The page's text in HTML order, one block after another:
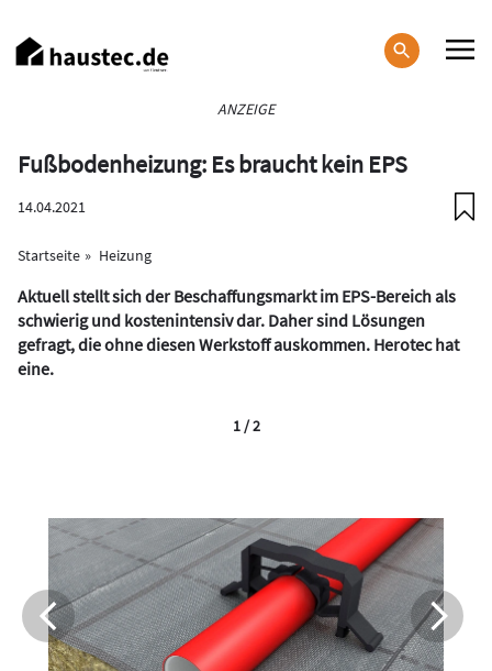
zum
Inhalt
ANZEIGE
Fußbodenheizung: Es braucht kein EPS
14.04.2021
Startseite Heizung
Aktuell stellt sich der Beschaffungsmarkt im EPS-Bereich als
schwierig und kostenintensiv dar. Daher sind Lösungen
gefragt, die ohne diesen Werkstoff auskommen. Herotec hat
eine.
1 / 2